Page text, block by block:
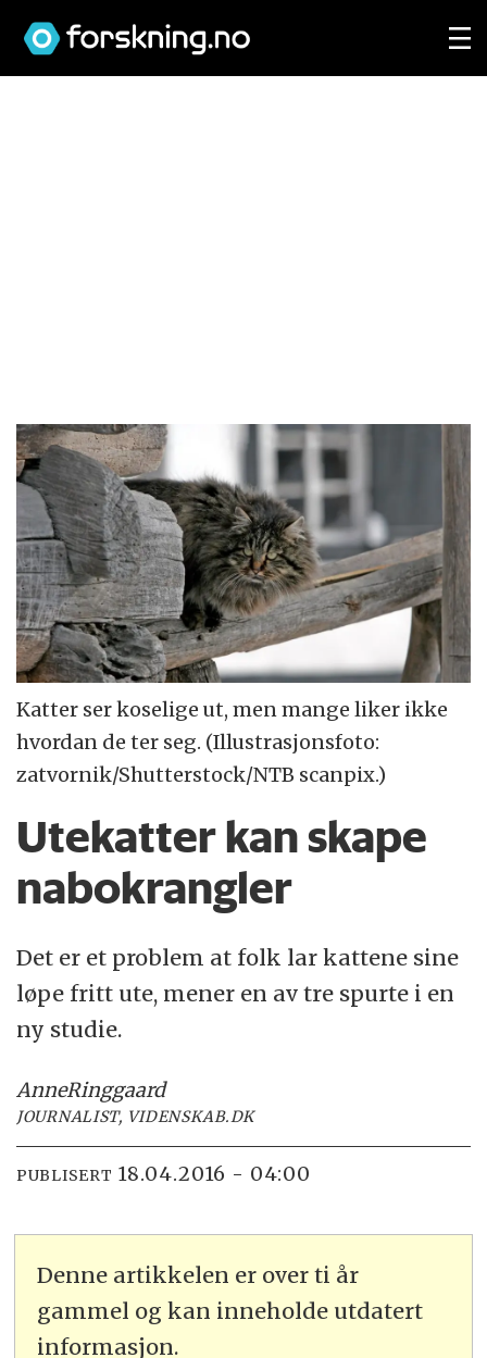
Katter ser koselige ut, men mange liker ikke
hvordan de ter seg. (Illustrasjonsfoto:
zatvornik/Shutterstock/NTB scanpix.)
Utekatter kan skape
nabokrangler
Det er et problem at folk lar kattene sine
løpe fritt ute, mener en av tre spurte i en
ny studie.
AnneRinggaard
JOURNALIST, VIDENSKAB.DK
PUBLISERT 18.04.2016 - 04:00
Denne artikkelen er over ti år
gammel og kan inneholde utdatert
informasjon.